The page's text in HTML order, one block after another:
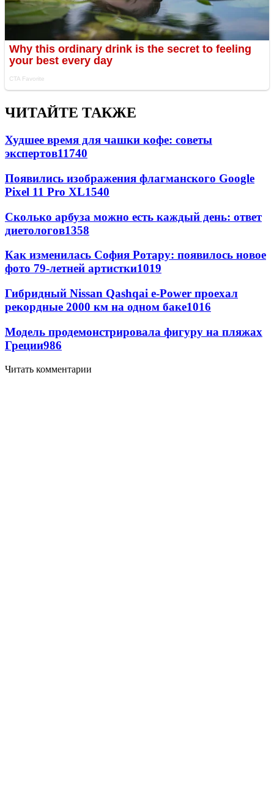
ЧИТАЙТЕ ТАКЖЕ
Худшее время для чашки кофе: советы
экспертов11740
Появились изображения флагманского Google
Pixel 11 Pro XL1540
Сколько арбуза можно есть каждый день: ответ
диетологов1358
Как изменилась София Ротару: появилось новое
фото 79-летней артистки1019
Гибридный Nissan Qashqai e-Power проехал
рекордные 2000 км на одном баке1016
Модель продемонстрировала фигуру на пляжах
Греции986
Читать комментарии